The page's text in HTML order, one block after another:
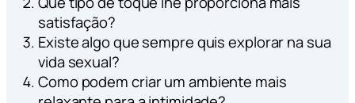
satisfação?
Existe algo que sempre quis explorar na sua
vida sexual?
Como podem criar um ambiente mais